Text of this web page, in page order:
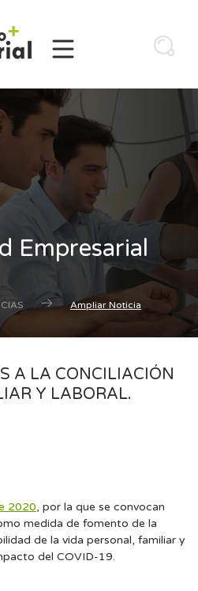
Empresarial
Ampliar Noticia
A LA CONCILIACIÓN
Y LABORAL.
2020, por la que se convocan
medida de fomento de la
de la vida personal, familiar y
del COVID-19.